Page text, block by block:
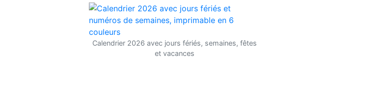
Calendrier 2026 avec jours fériés, semaines, fêtes
et vacances